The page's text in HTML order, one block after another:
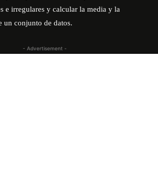
e irregulares y calcular la media y la
un conjunto de datos.
- Advertisement -